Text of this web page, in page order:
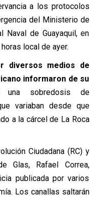
a los protocolos
del Ministerio de
Naval de Guayaquil, en
local de ayer.
diversos medios de
informaron de su
una sobredosis de
variaban desde que
a la cárcel de La Roca
Ciudadana (RC) y
Glas, Rafael Correa,
publicada por varios
Los canallas saltarán